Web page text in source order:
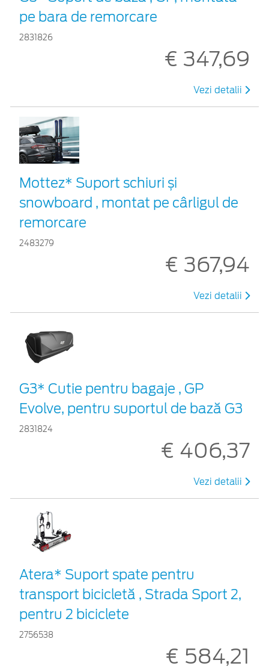
pe bara de remorcare
2831826
€ 347,69
Vezi detalii
Mottez* Suport schiuri și
snowboard , montat pe cârligul de
remorcare
2483279
€ 367,94
Vezi detalii
G3* Cutie pentru bagaje , GP
Evolve, pentru suportul de bază G3
2831824
€ 406,37
Vezi detalii
Atera* Suport spate pentru
transport bicicletă , Strada Sport 2,
pentru 2 biciclete
2756538
€ 584,21